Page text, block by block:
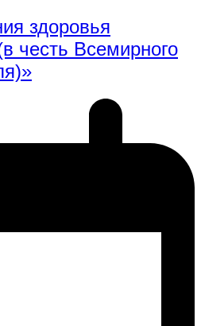
здоровья
честь Всемирного